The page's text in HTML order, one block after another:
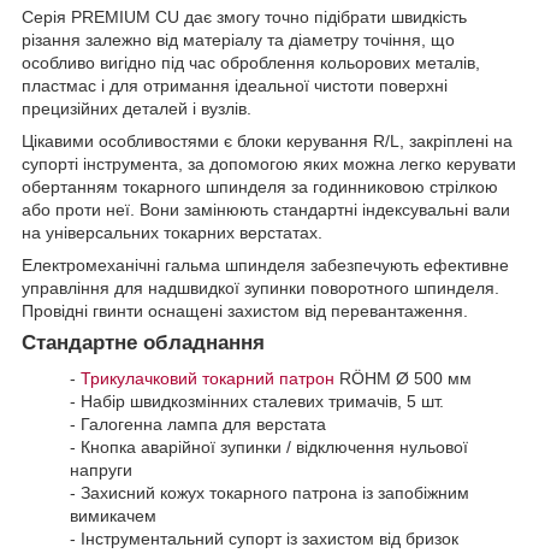
Серія PREMIUM CU дає змогу точно підібрати швидкість
різання залежно від матеріалу та діаметру точіння, що
особливо вигідно під час оброблення кольорових металів,
пластмас і для отримання ідеальної чистоти поверхні
прецизійних деталей і вузлів.
Цікавими особливостями є блоки керування R/L, закріплені на
супорті інструмента, за допомогою яких можна легко керувати
обертанням токарного шпинделя за годинниковою стрілкою
або проти неї. Вони замінюють стандартні індексувальні вали
на універсальних токарних верстатах.
Електромеханічні гальма шпинделя забезпечують ефективне
управління для надшвидкої зупинки поворотного шпинделя.
Провідні гвинти оснащені захистом від перевантаження.
Стандартне обладнання
- Трикулачковий токарний патрон RÖHM Ø 500 мм
- Набір швидкозмінних сталевих тримачів, 5 шт.
- Галогенна лампа для верстата
- Кнопка аварійної зупинки / відключення нульової
напруги
- Захисний кожух токарного патрона із запобіжним
вимикачем
- Інструментальний супорт із захистом від бризок